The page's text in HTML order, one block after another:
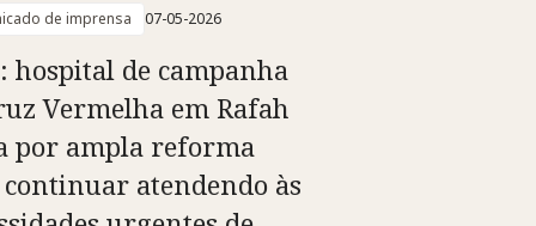
de imprensa 07-05-2026
hospital de campanha
Vermelha em Rafah
por ampla reforma
atendendo às